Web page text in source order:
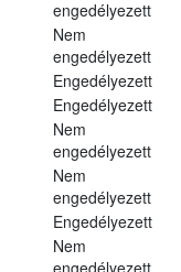
engedélyezett
Nem
engedélyezett
Engedélyezett
Engedélyezett
Nem
engedélyezett
Nem
engedélyezett
Engedélyezett
Nem